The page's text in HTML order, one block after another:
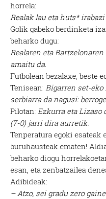
horrela:
Realak lau eta huts*
Golik gabeko berdinketa
beharko dugu:
Realaren eta
amaitu da.
Futbolean bezalaxe, beste
Tenisean:Bigarren set-
serbiarra da nagusi:
Pilotan:Ezkurra eta Lizaso
(7-0) jarri dira aurretik.
Tenperatura egoki
buruhausteak ematen!
beharko diogu
esan, eta zenbatzailea
Adibideak:
– Atzo, sei gradu zero